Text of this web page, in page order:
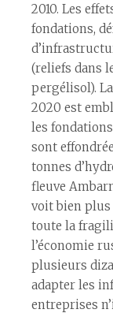
2010. Les
fondations,
(reliefs dans
pergélisol).
2020 est
les
sont
tonnes
fleuve
voit bien plus
toute la
l’économie
plusieurs
adapter les
entreprises